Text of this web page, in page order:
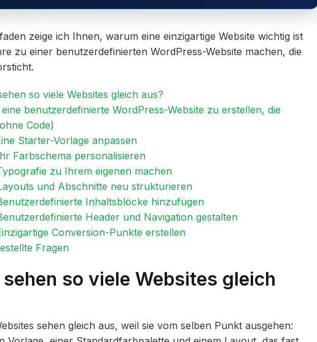
zeige ich Ihnen, warum eine einzigartige Website wichtig ist
zu einer benutzerdefinierten WordPress-Website machen, die
so viele Websites gleich aus?
eine benutzerdefinierte WordPress-Website zu erstellen, die
Code)
Starter-Vorlage anpassen
Farbschema personalisieren
zu Ihrem eigenen machen
und Abschnitte neu strukturieren
Inhaltsblöcke hinzufügen
Header und Navigation gestalten
Conversion-Punkte erstellen
Fragen
so viele Websites gleich
sehen gleich aus, weil sie vom selben Punkt ausgehen: